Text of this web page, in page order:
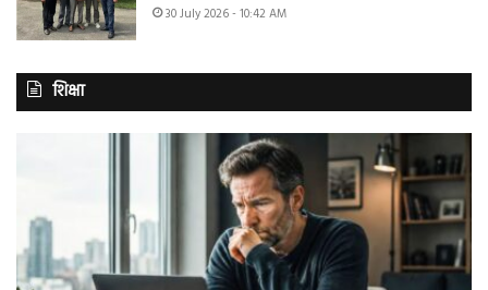
30 July 2026 - 10:42 AM
शिक्षा